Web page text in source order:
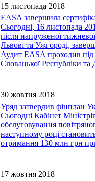
15 листопада 2018
EASA завершила
Сьогодні, 16 листопада
після напруженої
Львові та Ужгороді,
Аудит EASA проходив під
Словацької Республіки та
30 жовтня 2018
Уряд затвердив фінплан
Сьогодні Кабінет
обслуговування
наступному році
отримання 130 млн грн
17 жовтня 2018